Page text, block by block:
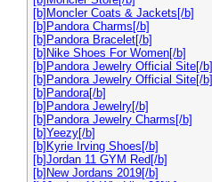
[b]Moncler Coats & Jackets[/b]
[b]Pandora Charms[/b]
[b]Pandora Bracelet[/b]
[b]Nike Shoes For Women[/b]
[b]Pandora Jewelry Official Site[/b]
[b]Pandora Jewelry Official Site[/b]
[b]Pandora[/b]
[b]Pandora Jewelry[/b]
[b]Pandora Jewelry Charms[/b]
[b]Yeezy[/b]
[b]Kyrie Irving Shoes[/b]
[b]Jordan 11 GYM Red[/b]
[b]New Jordans 2019[/b]